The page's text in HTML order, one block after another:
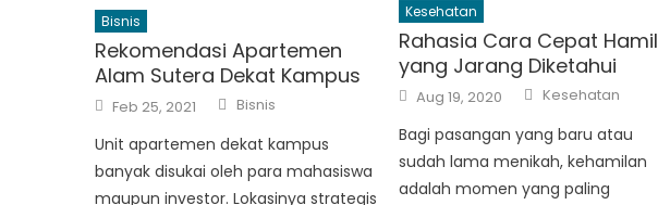
Bisnis
Rekomendasi Apartemen
Alam Sutera Dekat Kampus
Posted
on
Feb 25, 2021 Author
Bisnis
Unit apartemen dekat kampus
banyak disukai oleh para mahasiswa
maupun investor. Lokasinya strategis
Kesehatan
Rahasia Cara Cepat Hamil
yang Jarang Diketahui
Posted
on
Aug 19, 2020 Author
Kesehatan
Bagi pasangan yang baru atau
sudah lama menikah, kehamilan
adalah momen yang paling